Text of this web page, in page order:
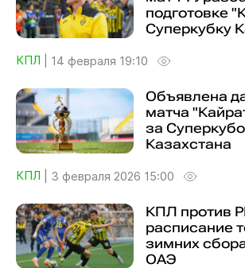
подготовке
Суперкубку
КПЛ 14 февраля 19:10
Объявлена
матча
за
Казахстана
КПЛ 3 февраля 2026 15:00
КПЛ против
расписание
зимних
ОАЭ